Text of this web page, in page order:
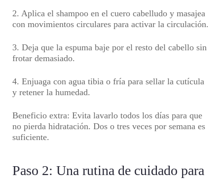
2. Aplica el shampoo en el cuero cabelludo y masajea
con movimientos circulares para activar la circulación.
3. Deja que la espuma baje por el resto del cabello sin
frotar demasiado.
4. Enjuaga con agua tibia o fría para sellar la cutícula
y retener la humedad.
Beneficio extra: Evita lavarlo todos los días para que
no pierda hidratación. Dos o tres veces por semana es
suficiente.
Paso 2: Una rutina de cuidado para